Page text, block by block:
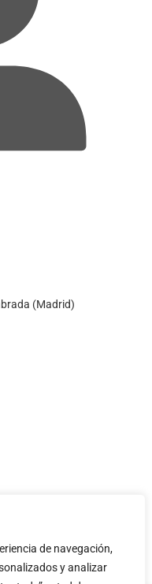
de navegación,
y analizar
(Madrid)